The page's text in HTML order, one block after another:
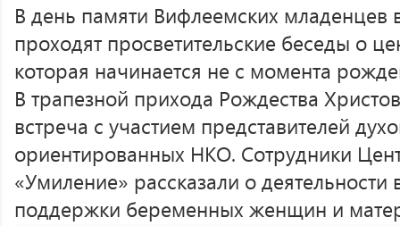
В день памяти Вифлеемских младенцев
проходят просветительские беседы о
которая начинается не с момента
В трапезной прихода Рождества
встреча с участием представителей
ориентированных НКО. Сотрудники
«Умиление» рассказали о
поддержки беременных женщин и